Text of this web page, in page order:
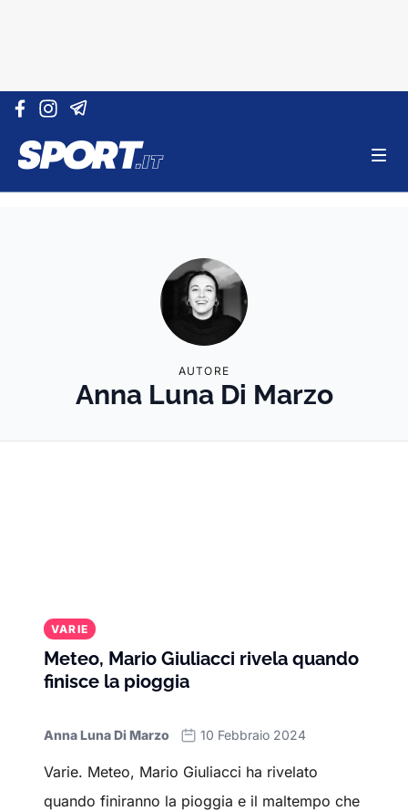
Vai al contenuto
AUTORE
Anna Luna Di Marzo
VARIE
Meteo, Mario Giuliacci rivela quando
finisce la pioggia
Anna Luna Di Marzo 10 Febbraio 2024
Varie. Meteo, Mario Giuliacci ha rivelato
quando finiranno la pioggia e il maltempo che